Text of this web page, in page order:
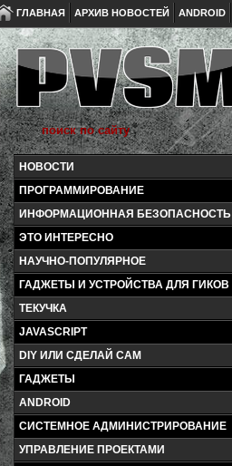
ГЛАВНАЯ АРХИВ НОВОСТЕЙ ANDROID
НОВОСТИ
ПРОГРАММИРОВАНИЕ
ИНФОРМАЦИОННАЯ БЕЗОПАСНОСТЬ
ЭТО ИНТЕРЕСНО
НАУЧНО-ПОПУЛЯРНОЕ
ГАДЖЕТЫ И УСТРОЙСТВА ДЛЯ ГИКОВ
ТЕКУЧКА
JAVASCRIPT
DIY ИЛИ СДЕЛАЙ САМ
ГАДЖЕТЫ
ANDROID
СИСТЕМНОЕ АДМИНИСТРИРОВАНИЕ
УПРАВЛЕНИЕ ПРОЕКТАМИ